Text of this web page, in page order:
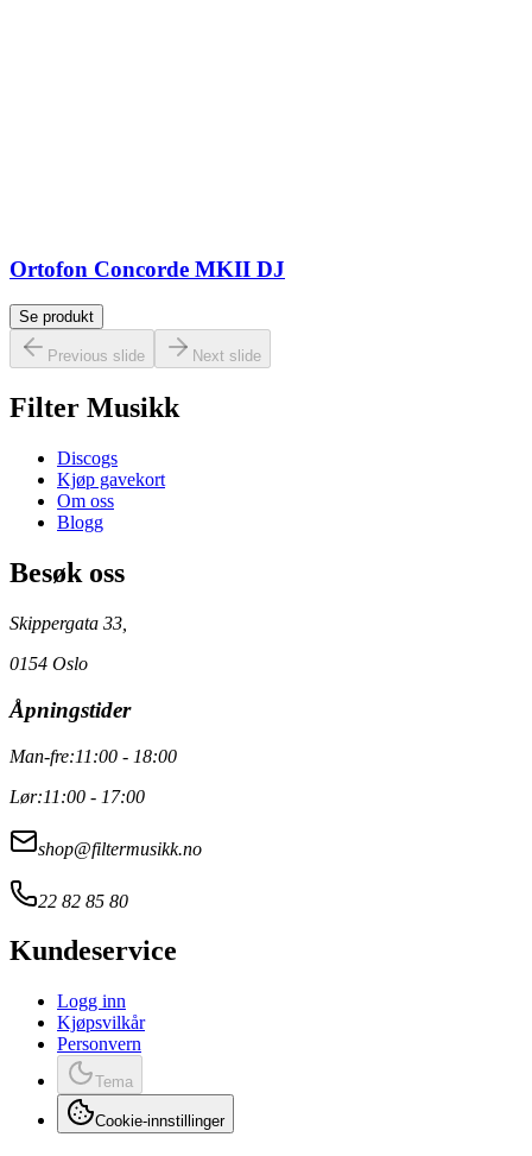
Ortofon Concorde MKII DJ
Se produkt
Previous slide Next slide
Filter Musikk
Discogs
Kjøp gavekort
Om oss
Blogg
Besøk oss
Skippergata 33,
0154 Oslo
Åpningstider
Man-fre:11:00 - 18:00
Lør:11:00 - 17:00
shop@filtermusikk.no
22 82 85 80
Kundeservice
Logg inn
Kjøpsvilkår
Personvern
Tema
Cookie-innstillinger